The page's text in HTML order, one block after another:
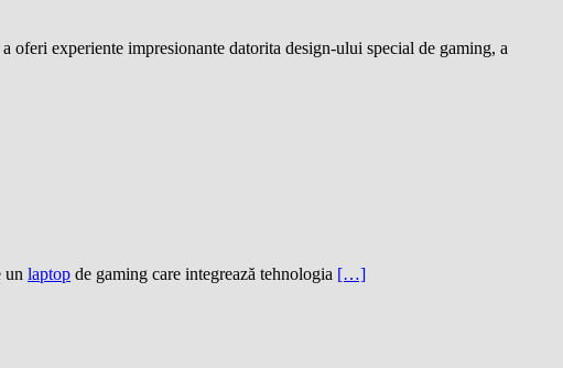
oferi experiente impresionante datorita design-ului special de gaming, a
un laptop de gaming care integrează tehnologia […]